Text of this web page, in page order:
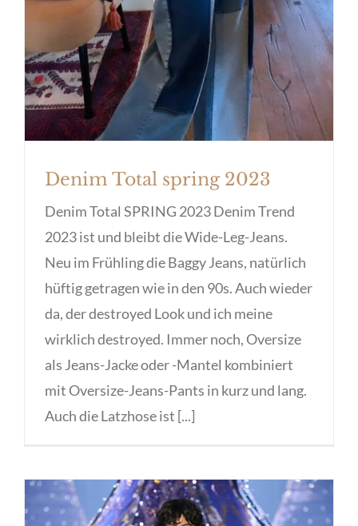
Denim Total spring 2023
Denim Total SPRING 2023 Denim Trend
2023 ist und bleibt die Wide-Leg-Jeans.
Neu im Frühling die Baggy Jeans, natürlich
hüftig getragen wie in den 90s. Auch wieder
da, der destroyed Look und ich meine
wirklich destroyed. Immer noch, Oversize
als Jeans-Jacke oder -Mantel kombiniert
mit Oversize-Jeans-Pants in kurz und lang.
Auch die Latzhose ist [...]